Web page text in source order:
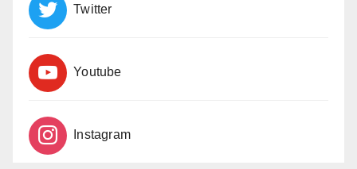
Twitter
Youtube
Instagram